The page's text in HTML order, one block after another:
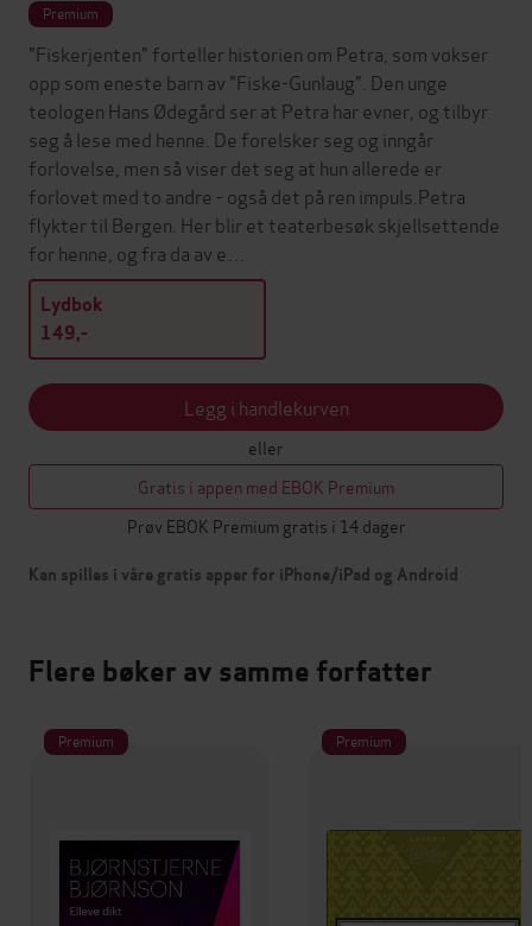
Premium
"Fiskerjenten" forteller historien om Petra, som vokser
opp som eneste barn av "Fiske-Gunlaug". Den unge
teologen Hans Ødegård ser at Petra har evner, og tilbyr
seg å lese med henne. De forelsker seg og inngår
forlovelse, men så viser det seg at hun allerede er
forlovet med to andre - også det på ren impuls.Petra
flykter til Bergen. Her blir et teaterbesøk skjellsettende
for henne, og fra da av e…
Lydbok
149,-
Legg i handlekurven
eller
Gratis i appen med EBOK Premium
Prøv EBOK Premium gratis i 14 dager
Kan spilles i våre gratis apper for iPhone/iPad og Android
Flere bøker av samme forfatter
Premium Premium